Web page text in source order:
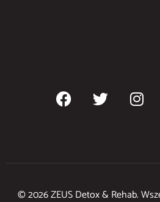
© 2026 ZEUS Detox & Rehab.